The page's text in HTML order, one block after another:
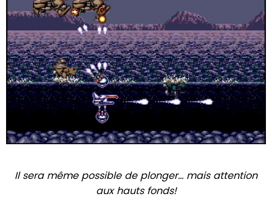
Il sera même possible de plonger... mais attention
aux hauts fonds!